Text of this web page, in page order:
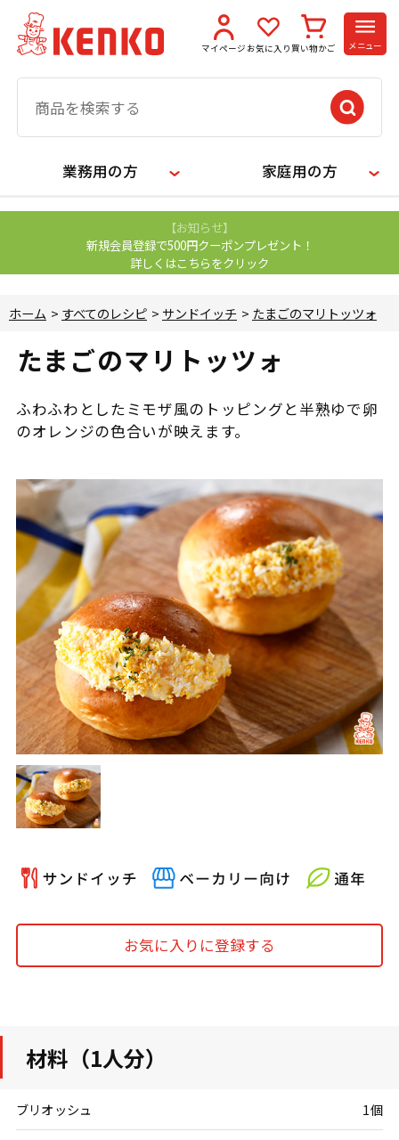
マイページ お気に入り 買い物かご メニュー
業務用の方 家庭用の方
【お知らせ】
新規会員登録で500円クーポンプレゼント！
詳しくはこちらをクリック
ホーム > すべてのレシピ > サンドイッチ > たまごのマリトッツォ
たまごのマリトッツォ
ふわふわとしたミモザ風のトッピングと半熟ゆで卵
のオレンジの色合いが映えます。
お気に入りに登録する
材料（1人分）
ブリオッシュ 1個